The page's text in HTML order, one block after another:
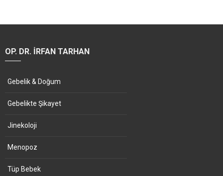
OP. DR. İRFAN TARHAN
Gebelik & Doğum
Gebelikte Şikayet
Jinekoloji
Menopoz
Tüp Bebek